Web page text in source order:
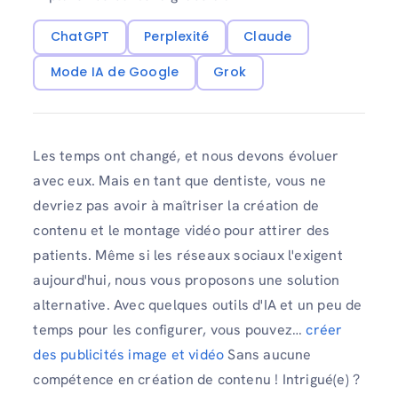
ChatGPT Perplexité
Claude
Mode IA de Google
Grok
Les temps ont changé, et nous devons évoluer
avec eux. Mais en tant que dentiste, vous ne
devriez pas avoir à maîtriser la création de
contenu et le montage vidéo pour attirer des
patients. Même si les réseaux sociaux l'exigent
aujourd'hui, nous vous proposons une solution
alternative. Avec quelques outils d'IA et un peu de
temps pour les configurer, vous pouvez…créer
des publicités image et vidéoSans aucune
compétence en création de contenu ! Intrigué(e) ?